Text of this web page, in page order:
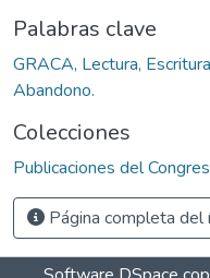
Palabras clave
GRACA, Lectura,
Abandono.
Colecciones
Publicaciones del
Página completa del